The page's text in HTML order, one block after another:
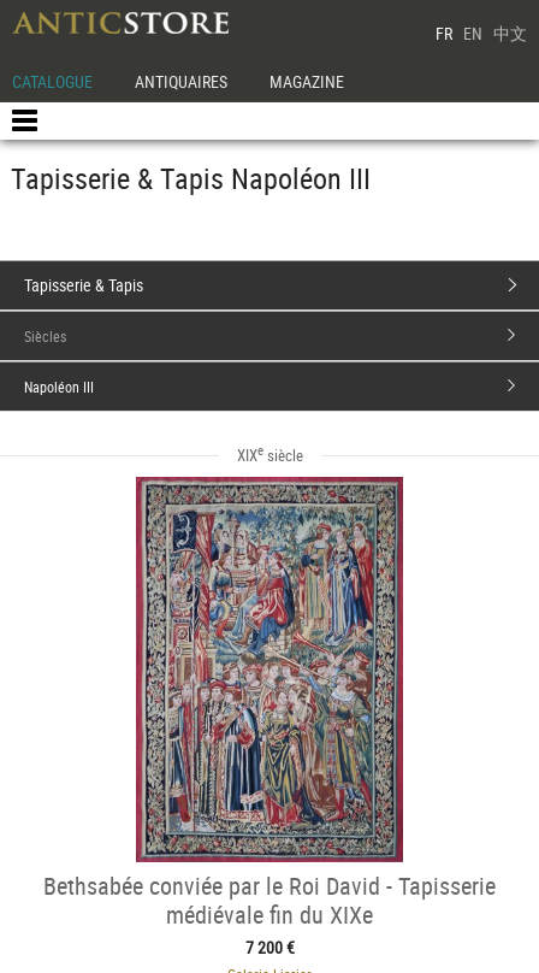
FR EN 中文
CATALOGUE ANTIQUAIRES MAGAZINE
Tapisserie & Tapis Napoléon III
Tapisserie & Tapis
Siècles
Napoléon III
XIXesiècle
Bethsabée conviée par le Roi David - Tapisserie
médiévale fin du XIXe
7 200 €